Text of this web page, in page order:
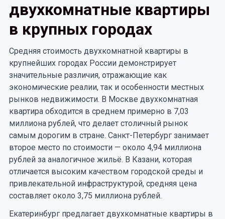
двухкомнатные квартиры
в крупных городах
Средняя стоимость двухкомнатной квартиры в
крупнейших городах России демонстрирует
значительные различия, отражающие как
экономические реалии, так и особенности местных
рынков недвижимости. В Москве двухкомнатная
квартира обходится в среднем примерно в 7,03
миллиона рублей, что делает столичный рынок
самым дорогим в стране. Санкт-Петербург занимает
второе место по стоимости — около 4,94 миллиона
рублей за аналогичное жильё. В Казани, которая
отличается высоким качеством городской среды и
привлекательной инфраструктурой, средняя цена
составляет около 3,75 миллиона рублей.
Екатеринбург предлагает двухкомнатные квартиры в